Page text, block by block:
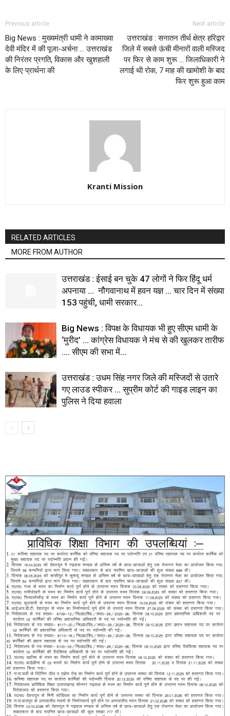
Previous article
Big News : मुख्यमंत्री धामी ने कामाख्या
देवी मंदिर में की पूजा-अर्चना … उत्तराखंड
की निरंतर प्रगति, विकास और खुशहाली
के लिए प्रार्थना की
Next article
उत्तराखंड : सनातन तीर्थ क्षेत्र हरिद्वार
जिले में सबसे ऊंची मीनारों वाली मस्जिद
पर फिर से काम शुरू … जिलाधिकारी ने
लगाई थी रोक, 7 माह की खामोशी के बाद
फिर शुरू हुआ काम
Kranti Mission
RELATED ARTICLES
MORE FROM AUTHOR
उत्तराखंड : ईसाई बन चुके 47 लोगों ने फिर हिंदू धर्म
अपनाया … नौगवानाथ में हवन यज्ञ … चार दिन में संख्या
153 पहुंची, धामी सरकार...
Big News : विपक्ष के विधायक भी हुए सीएम धामी के
‘मुरीद’ … कांग्रेस विधायक ने मंच से की खुलकर तारीफ
.… सीएम की सभा में...
उत्तराखंड : उधम सिंह नगर जिले की मस्जिदों से उतारे
गए लाउड स्पीकर … सुप्रीम कोर्ट की गाइड लाइन का
पुलिस ने दिया हवाला